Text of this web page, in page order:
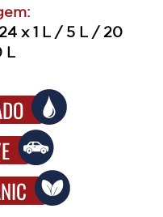
x 1 L / 5 L / 20
L